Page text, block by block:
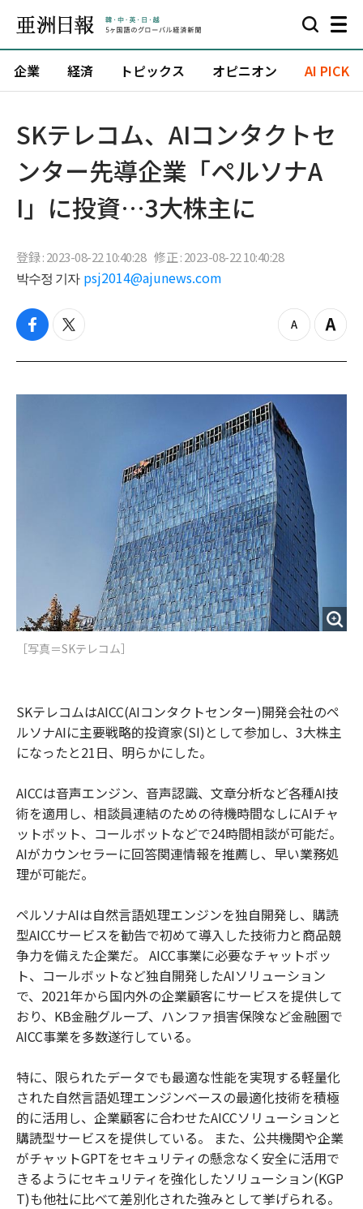
企業 経済 トピックス オピニオン AI PICK
​SKテレコム、AIコンタクトセ
ンター先導企業「ペルソナA
I」に投資…3大株主に
登録 : 2023-08-22 10:40:28 修正 : 2023-08-22 10:40:28
박수정 기자 psj2014@ajunews.com
f
c
b
t
i
t
z
o
o
Z
o
i
［写真＝​SKテレコム］
SKテレコムはAICC(AIコンタクトセンター)開発会社のペ
ルソナAIに主要戦略的投資家(SI)として参加し、3大株主
になったと21日、明らかにした。
AICCは音声エンジン、音声認識、文章分析など各種AI技
術を適用し、相談員連結のための待機時間なしにAIチャ
ットボット、コールボットなどで24時間相談が可能だ。
AIがカウンセラーに回答関連情報を推薦し、早い業務処
理が可能だ。
ペルソナAIは自然言語処理エンジンを独自開発し、購読
型AICCサービスを勧告で初めて導入した技術力と商品競
争力を備えた企業だ。 AICC事業に必要なチャットボッ
ト、コールボットなど独自開発したAIソリューション
で、2021年から国内外の企業顧客にサービスを提供して
おり、KB金融グループ、ハンファ損害保険など金融圏で
AICC事業を多数遂行している。
特に、限られたデータでも最適な性能を実現する軽量化
された自然言語処理エンジンベースの最適化技術を積極
的に活用し、企業顧客に合わせたAICCソリューションと
購読型サービスを提供している。 また、公共機関や企業
がチャットGPTをセキュリティの懸念なく安全に活用で
きるようにセキュリティを強化したソリューション(KGP
T)も他社に比べて差別化された強みとして挙げられる。